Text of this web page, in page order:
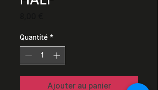
Quantité *
Ajouter au panier